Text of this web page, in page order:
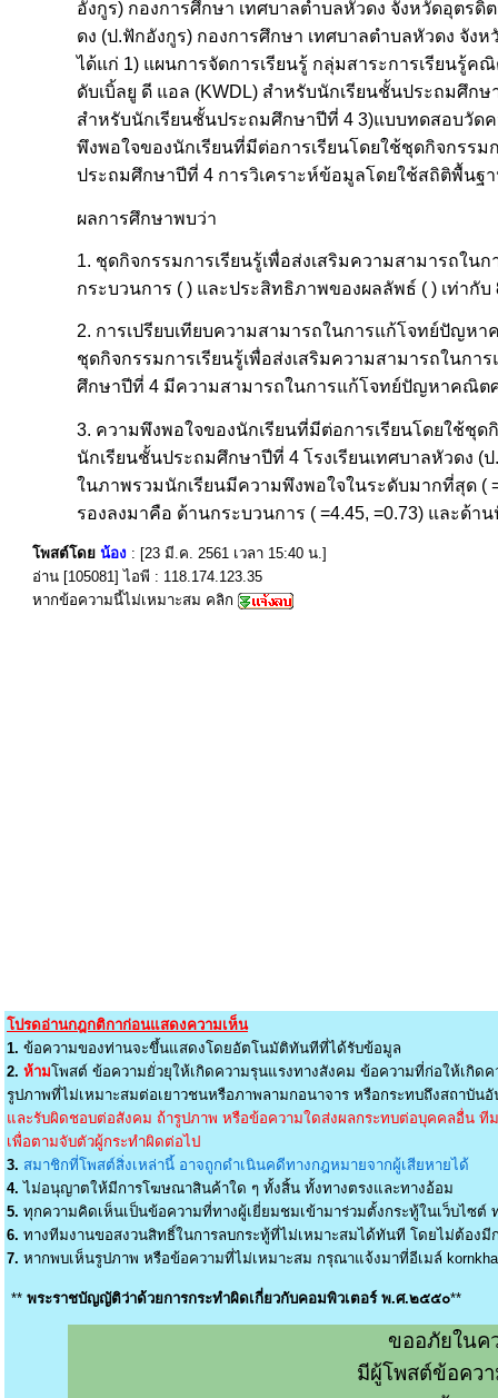
อังกูร) กองการศึกษา เทศบาลตำบลหัวดง จังหวัดอุตร
ดง (ป.ฟักอังกูร) กองการศึกษา เทศบาลตำบลหัวดง จัง
ได้แก่ 1) แผนการจัดการเรียนรู้ กลุ่มสาระการเรียนรู้
ดับเบิ้ลยู ดี แอล (KWDL) สำหรับนักเรียนชั้นประถมศึก
สำหรับนักเรียนชั้นประถมศึกษาปีที่ 4 3)แบบทดสอบวั
พึงพอใจของนักเรียนที่มีต่อการเรียนโดยใช้ชุดกิจกรร
ประถมศึกษาปีที่ 4 การวิเคราะห์ข้อมูลโดยใช้สถิติพื้นฐา
ผลการศึกษาพบว่า
1. ชุดกิจกรรมการเรียนรู้เพื่อส่งเสริมความสามารถ
กระบวนการ ( ) และประสิทธิภาพของผลลัพธ์ ( ) เท่ากั
2. การเปรียบเทียบความสามารถในการแก้โจทย์ปัญห
ชุดกิจกรรมการเรียนรู้เพื่อส่งเสริมความสามารถในก
ศึกษาปีที่ 4 มีความสามารถในการแก้โจทย์ปัญหาคณิต
3. ความพึงพอใจของนักเรียนที่มีต่อการเรียนโดยใช้ชุ
นักเรียนชั้นประถมศึกษาปีที่ 4 โรงเรียนเทศบาลหัวดง
ในภาพรวมนักเรียนมีความพึงพอใจในระดับมากที่สุด (
รองลงมาคือ ด้านกระบวนการ ( =4.45, =0.73) และด้าน
โพสต์โดย น้อง : [23 มี.ค. 2561 เวลา 15:40 น.]
อ่าน [105081] ไอพี : 118.174.123.35
หากข้อความนี้ไม่เหมาะสม คลิก
โปรดอ่านกฎกติกาก่อนแสดงความเห็น
1. ข้อความของท่านจะขึ้นแสดงโดยอัตโนมัติทันทีที่ได้รับข้อมูล
2. ห้ามโพสต์ ข้อความยั่วยุให้เกิดความรุนแรงทางสังคม ข้อความที่ก่อให้เกิด
รูปภาพที่ไม่เหมาะสมต่อเยาวชนหรือภาพลามกอนาจาร หรือกระทบถึงสถาบันอั
และรับผิดชอบต่อสังคม ถ้ารูปภาพ หรือข้อความใดส่งผลกระทบต่อบุคคลอื่น ที
เพื่อตามจับตัวผู้กระทำผิดต่อไป
3. สมาชิกที่โพสต์สิ่งเหล่านี้ อาจถูกดำเนินคดีทางกฎหมายจากผู้เสียหายได้
4. ไม่อนุญาตให้มีการโฆษณาสินค้าใด ๆ ทั้งสิ้น ทั้งทางตรงและทางอ้อม
5. ทุกความคิดเห็นเป็นข้อความที่ทางผู้เยี่ยมชมเข้ามาร่วมตั้งกระทู้ในเว็บไซต์
6. ทางทีมงานขอสงวนสิทธิ์ในการลบกระทู้ที่ไม่เหมาะสมได้ทันที โดยไม่ต้อง
7. หากพบเห็นรูปภาพ หรือข้อความที่ไม่เหมาะสม กรุณาแจ้งมาที่อีเมล์
** พระราชบัญญัติว่าด้วยการกระทำผิดเกี่ยวกับคอมพิวเตอร์ พ.ศ.๒๕๕๐**
ขออภัยในค
มีผู้โพสต์ข้อคว